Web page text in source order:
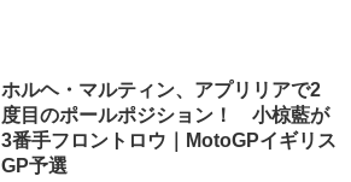
ホルヘ・マルティン、アプリリアで2
度目のポールポジション！ 小椋藍が
3番手フロントロウ｜MotoGPイギリス
GP予選